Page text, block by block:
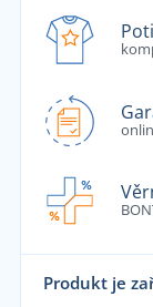
Produkt je